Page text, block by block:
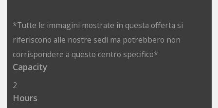
*Tutte le immagini mostrate in questa offerta si
riferiscono alle nostre sedi ma potrebbero non
corrispondere a questo centro specifico*
Capacity
2
Hours